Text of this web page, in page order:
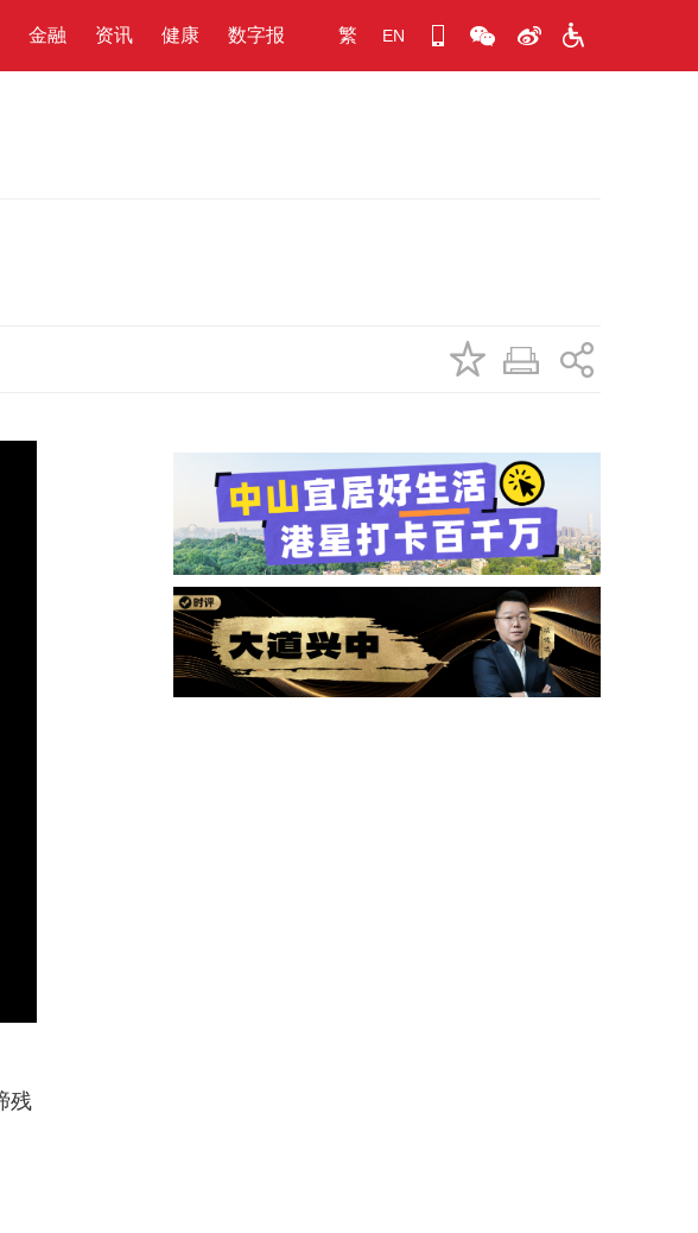
金融 资讯 健康 数字报 繁 EN
残